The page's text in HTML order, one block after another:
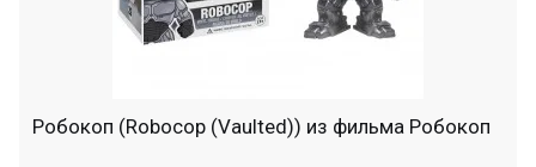
Робокоп (Robocop (Vaulted)) из фильма Робокоп